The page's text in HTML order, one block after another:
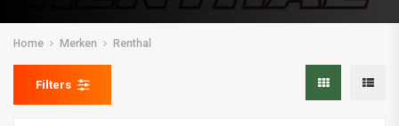
Home Merken Renthal
Filters